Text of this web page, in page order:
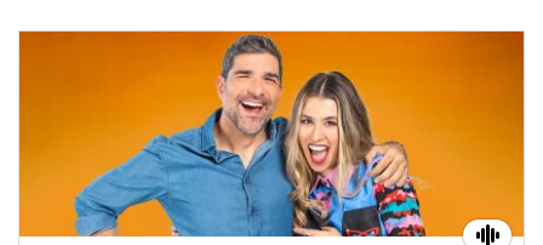
grandes éxitos de su carrera.